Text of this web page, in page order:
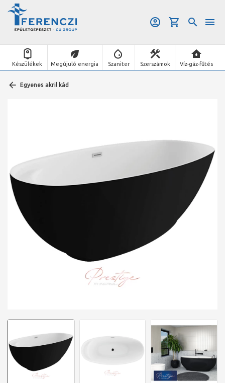
Készülékek Megújuló energia Szaniter Szerszámok Víz-gáz-fűtés
Egyenes akril kád